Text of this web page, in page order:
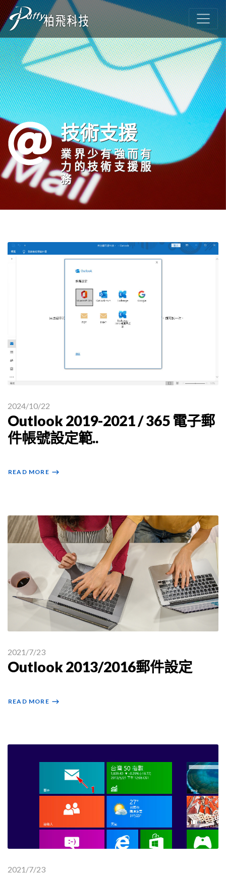
技術支援
業界少有強而有
力的技術支援服
務
2024/10/22
Outlook 2019-2021 / 365 電子郵
件帳號設定範..
READ MORE ⟶
2021/7/23
Outlook 2013/2016郵件設定
READ MORE ⟶
2021/7/23